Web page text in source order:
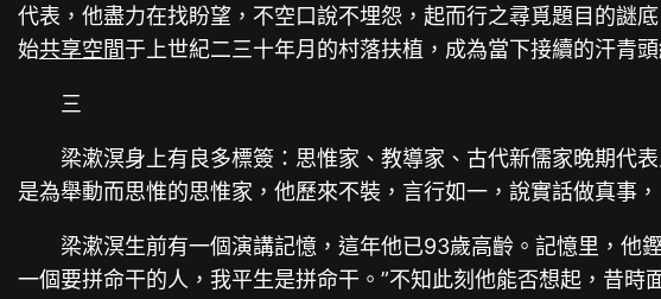
代表，他盡力在找盼望，不空口說不埋怨，起而行之尋覓題目的謎
始共享空間于上世紀二三十年月的村落扶植，成為當下接續的汗青
三
梁漱溟身上有良多標簽：思惟家、教導家、古代新儒家晚期代
是為舉動而思惟的思惟家，他歷來不裝，言行如一，說實話做真事
梁漱溟生前有一個演講記憶，這年他已93歲高齡。記憶里，他
一個要拼命干的人，我平生是拼命干。”不知此刻他能否想起，昔